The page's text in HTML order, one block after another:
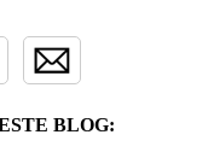
BLOG: